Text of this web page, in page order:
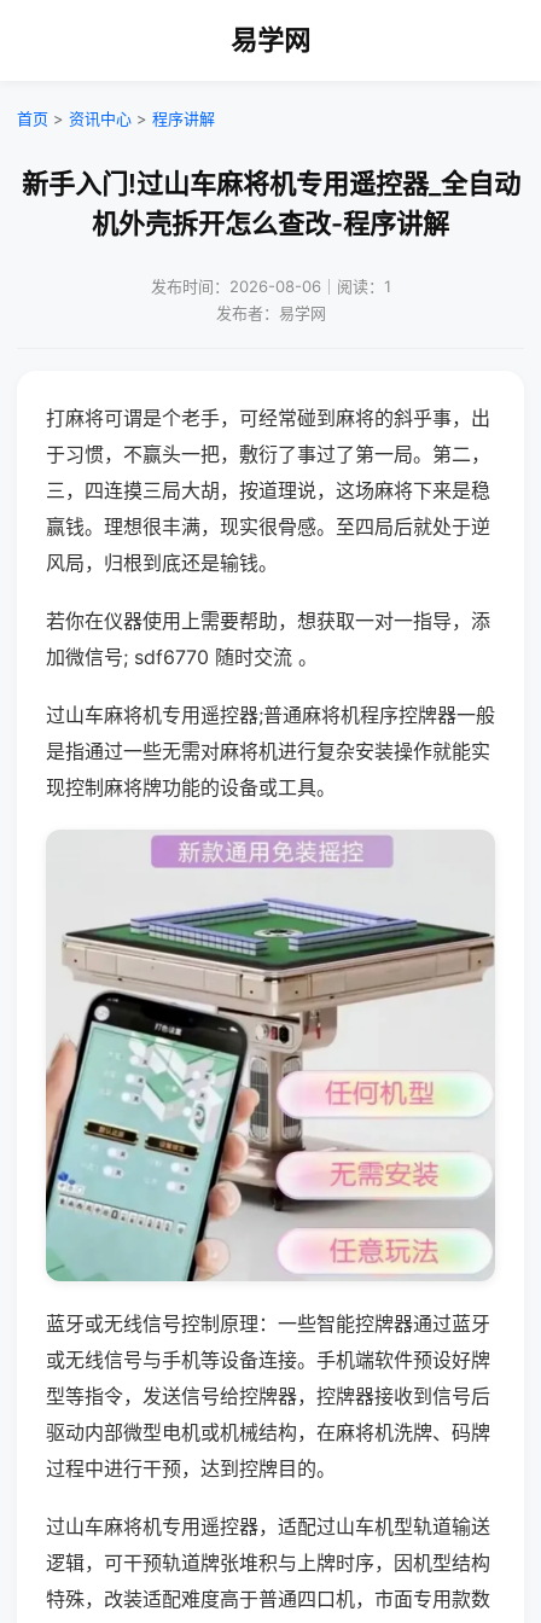
易学网
首页 > 资讯中心 > 程序讲解
新手入门!过山车麻将机专用遥控器_全自动
机外壳拆开怎么查改-程序讲解
发布时间：2026-08-06｜阅读：1
发布者：易学网
打麻将可谓是个老手，可经常碰到麻将的斜乎事，出
于习惯，不赢头一把，敷衍了事过了第一局。第二，
三，四连摸三局大胡，按道理说，这场麻将下来是稳
赢钱。理想很丰满，现实很骨感。至四局后就处于逆
风局，归根到底还是输钱。
若你在仪器使用上需要帮助，想获取一对一指导，添
加微信号; sdf6770 随时交流 。
过山车麻将机专用遥控器;普通麻将机程序控牌器一般
是指通过一些无需对麻将机进行复杂安装操作就能实
现控制麻将牌功能的设备或工具。
蓝牙或无线信号控制原理：一些智能控牌器通过蓝牙
或无线信号与手机等设备连接。手机端软件预设好牌
型等指令，发送信号给控牌器，控牌器接收到信号后
驱动内部微型电机或机械结构，在麻将机洗牌、码牌
过程中进行干预，达到控牌目的。
过山车麻将机专用遥控器，适配过山车机型轨道输送
逻辑，可干预轨道牌张堆积与上牌时序，因机型结构
特殊，改装适配难度高于普通四口机，市面专用款数